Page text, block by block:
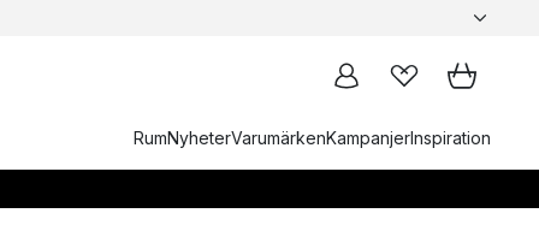
RumNyheterVarumärkenKampanjerInspiration